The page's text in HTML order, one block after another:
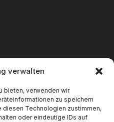
verwalten
bieten, verwenden wir
zu speichern
diesen Technologien zustimmen,
oder eindeutige IDs auf